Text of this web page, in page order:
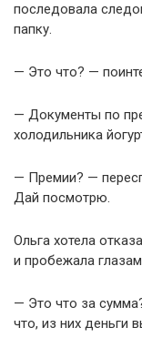
последовала
папку.
— Это что? —
— Документы по
холодильника
— Премии? —
Дай посмотрю.
Ольга хотела
и пробежала
— Это что за
что, из них деньги